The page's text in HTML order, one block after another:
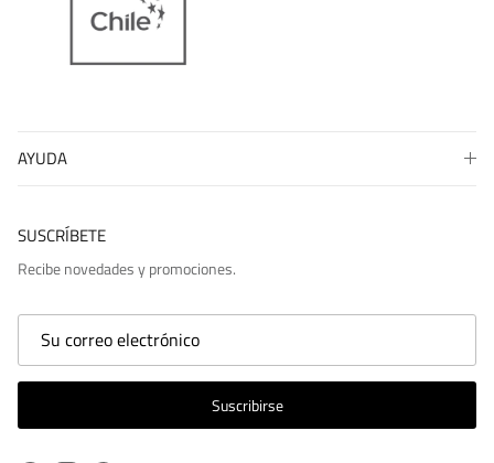
AYUDA
SUSCRÍBETE
Recibe novedades y promociones.
Suscribirse